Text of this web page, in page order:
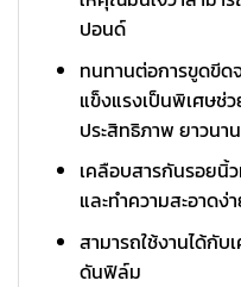
ปอนด์
ทนทานต่อการขูดขีด
แข็งแรงเป็นพิเศษช่
ประสิทธิภาพ ยาวนา
เคลือบสารกันรอยนิ้
และทำความสะอาดง่
สามารถใช้งานได้กั
ดันฟิล์ม